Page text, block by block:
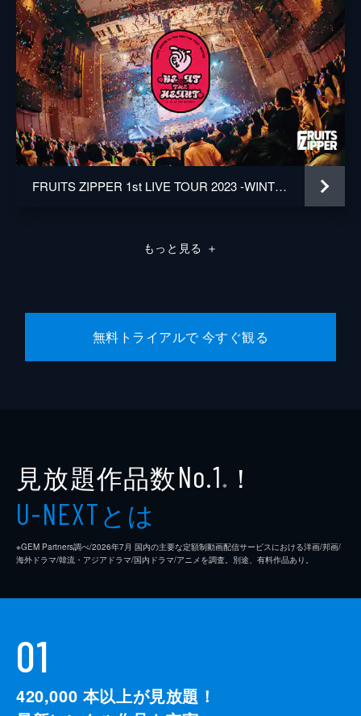
FRUITS ZIPPER 1st LIVE TOUR 2023 -WINTER- ♡BE AT THE HEART♡ TOUR FINAL
もっと見る ＋
無料トライアルで 今すぐ観る
見放題作品数No.1 ※ ！
U-NEXTとは
※GEM Partners調べ/2026年7⽉ 国内の主要な定額制動画配信サービスにおける洋画/邦画/
海外ドラマ/韓流・アジアドラマ/国内ドラマ/アニメを調査。別途、有料作品あり。
01
420,000 本以上が見放題！